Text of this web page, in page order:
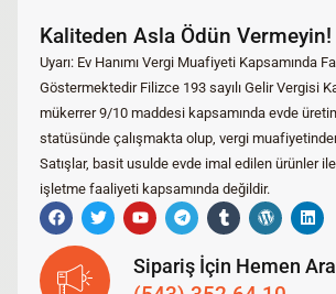
Kaliteden Asla Ödün Vermeyin!
Uyarı: Ev Hanımı Vergi Muafiyeti Kapsamında
Göstermektedir Filizce 193 sayılı Gelir Vergisi
mükerrer 9/10 maddesi kapsamında evde
statüsünde çalışmakta olup, vergi
Satışlar, basit usulde evde imal edilen ürünler ile
işletme faaliyeti kapsamında değildir.
Sipariş İçin Hemen